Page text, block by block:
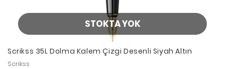
STOKTA YOK
Scrikss 35L Dolma Kalem Çizgi Desenli Siyah Altın
Scrikss